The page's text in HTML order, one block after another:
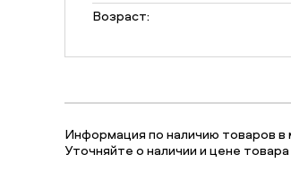
Возраст:
Информация по наличию товаров в
Уточняйте о наличии и цене